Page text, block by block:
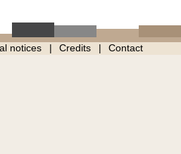
notices Credits Contact